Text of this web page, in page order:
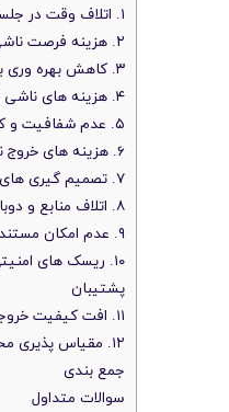
۱. اتلاف وقت در جلسات هماهنگی بی پایان
۲. هزینه فرصت ناشی از تاخیر در تحویل
۳. کاهش بهره وری به دلیل پراکندگی اطلاعات
۴. هزینه های ناشی از خطاهای ارتباطی
۵. عدم شفافیت و کاهش مسئولیت پذیری
۶. هزینه های خروج نیروی انسانی نخبه
۷. تصمیم گیری های غریزی به جای تحلیلی
۸. اتلاف منابع و دوباره کاری های پنهان
۹. عدم امکان مستندسازی تجربیات
۱۰. ریسک های
پشتیبان
۱۱. افت کیفیت خروجی پروژه ها
۱۲. مقیاس پذیری محدود
جمع بندی
سوالات متداول